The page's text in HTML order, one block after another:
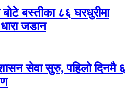
बस्तीका ८६ घरधुरीमा
जडान
सेवा सुरु, पहिलो दिनमै ६